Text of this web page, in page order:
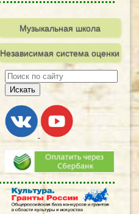
Музыкальная школа
Независимая система оценки
качества
Искать